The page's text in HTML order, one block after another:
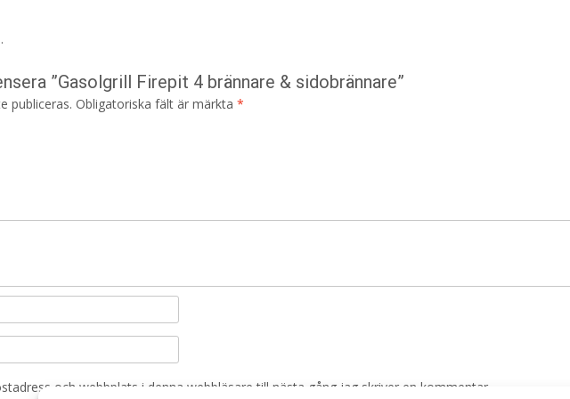
”Gasolgrill Firepit 4 brännare & sidobrännare”
publiceras. Obligatoriska fält är märkta *
och webbplats i denna webbläsare till nästa gång jag skriver en kommentar.